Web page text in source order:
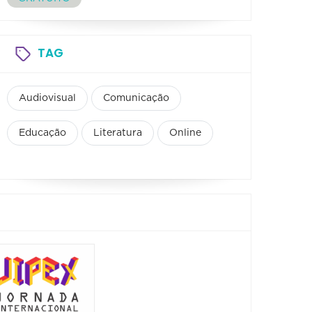
TAG
Audiovisual Comunicação
Educação Literatura Online